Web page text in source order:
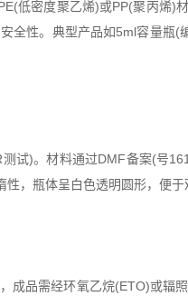
密度聚乙烯)或PP(聚丙烯)
全性。典型产品如5ml容量瓶
)。材料通过DMF备案(号
，瓶体呈白色透明圆形，便于
品需经环氧乙烷(ETO)或辐